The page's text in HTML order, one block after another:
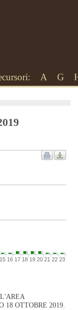
A G
15 16 17 18 19 20 21 22 23
18 OTTOBRE 2019.